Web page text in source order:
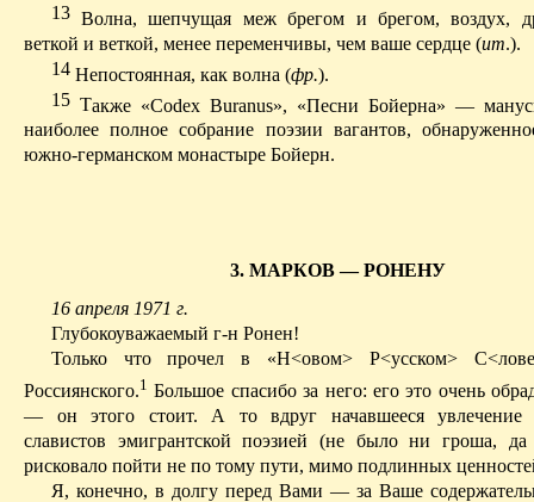
13Волна, шепчущая меж брегом и брегом, воздух,
веткой и веткой, менее переменчивы, чем ваше сердце (ит.).
14Непостоянная, как волна (фр.).
15Также «Codex Buranus», «Песни Бойерна» —
наиболее полное собрание поэзии вагантов,
южно-германском монастыре Бойерн.
3. МАРКОВ — РОНЕНУ
16 апреля 1971 г.
Глубокоуважаемый г-н Ронен!
Только что прочел в «Н<овом> Р<усском> С
Росcиянского.1 Большое спасибо за него: его это очень
— он этого стоит. А то вдруг начавшееся увлечение
славистов эми­грантской поэзией (не было ни гроша,
рисковало пойти не по тому пути, мимо подлинных
Я, конечно, в долгу перед Вами — за Ваше